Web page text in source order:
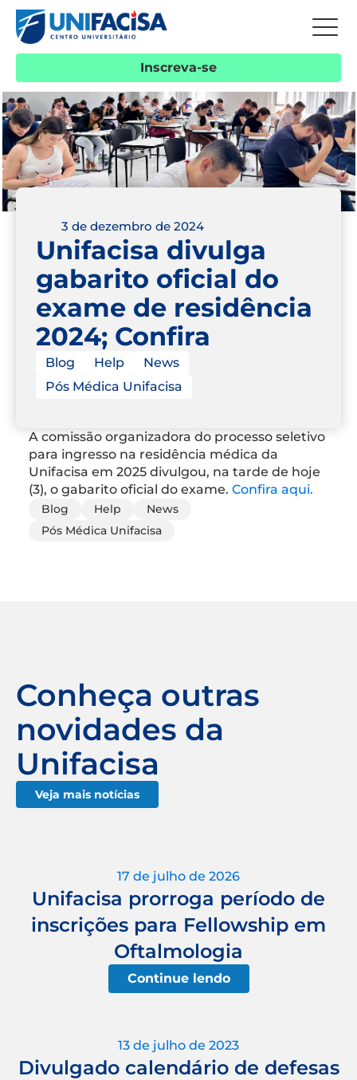
Inscreva-se
3 de dezembro de 2024
Unifacisa divulga
gabarito oficial do
exame de residência
2024; Confira
Blog Help
News
Pós Médica Unifacisa
A comissão organizadora do processo seletivo
para ingresso na residência médica da
Unifacisa em 2025 divulgou, na tarde de hoje
(3), o gabarito oficial do exame. Confira aqui.
Blog Help
News
Pós Médica Unifacisa
Conheça outras
novidades da
Unifacisa
Veja mais notícias
17 de julho de 2026
Unifacisa prorroga período de
inscrições para Fellowship em
Oftalmologia
Continue lendo
13 de julho de 2023
Divulgado calendário de defesas